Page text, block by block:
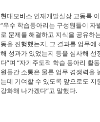
현대모비스 인재개발실장 고동록
“우수 학습동아리는 구성원들이 자
로 문제를 해결하고 지식을 공유하
동을 진행했는지, 그 결과를 업무에
해 성과가 있었는지 등을 심사해 선
다”며 “자기주도적 학습 동아리 활
원들간 소통은 물론 업무 경쟁력을
는데 기여할 수 있도록 앞으로도 지
강화해 나가겠다”고 말했다.